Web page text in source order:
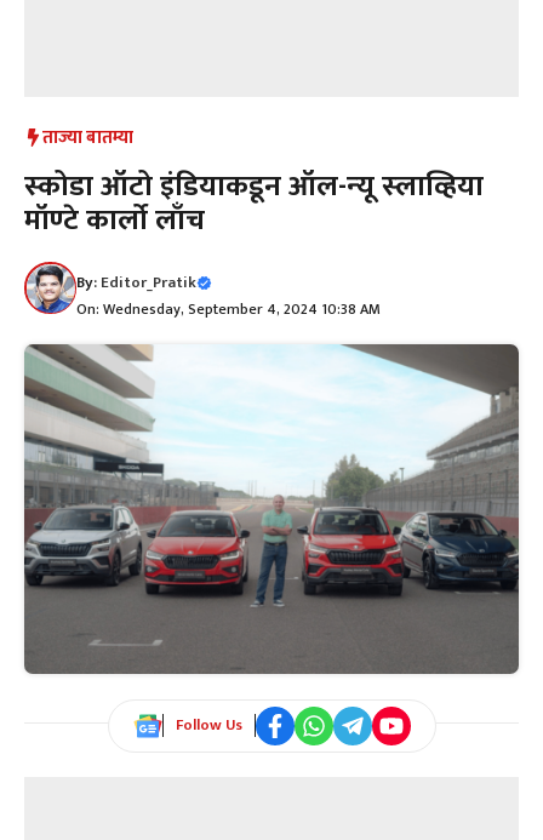
ताज्या बातम्या
स्‍कोडा ऑटो इंडियाकडून ऑल-न्‍यू स्‍लाव्हिया
मॉण्‍टे कार्लो लाँच
By:Editor_Pratik
On: Wednesday, September 4, 2024 10:38 AM
Follow Us